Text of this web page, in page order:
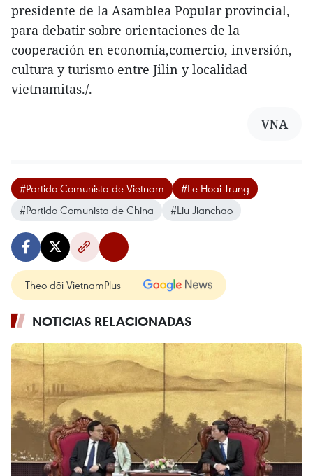
presidente de la Asamblea Popular provincial,
para debatir sobre orientaciones de la
cooperación en economía,comercio, inversión,
cultura y turismo entre Jilin y localidad
vietnamitas./.
VNA
#Partido Comunista de Vietnam
#Le Hoai Trung
#Partido Comunista de China
#Liu Jianchao
Theo dõi VietnamPlus
NOTICIAS RELACIONADAS